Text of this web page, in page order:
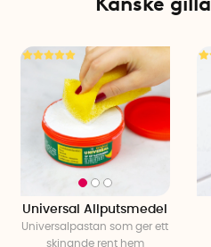
Universal Allputsmedel
Universalpastan som ger ett
skinande rent hem